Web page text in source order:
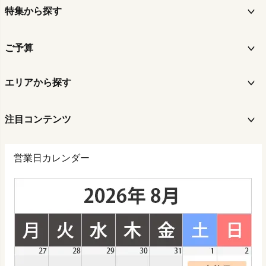
特集から探す
ご予算
エリアから探す
注目コンテンツ
営業日カレンダー